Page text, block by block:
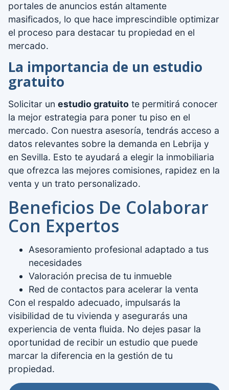
portales de anuncios están altamente
masificados, lo que hace imprescindible optimizar
el proceso para destacar tu propiedad en el
mercado.
La importancia de un estudio
gratuito
Solicitar un estudio gratuito te permitirá conocer
la mejor estrategia para poner tu piso en el
mercado. Con nuestra asesoría, tendrás acceso a
datos relevantes sobre la demanda en Lebrija y
en Sevilla. Esto te ayudará a elegir la inmobiliaria
que ofrezca las mejores comisiones, rapidez en la
venta y un trato personalizado.
Beneficios De Colaborar
Con Expertos
Asesoramiento profesional adaptado a tus
necesidades
Valoración precisa de tu inmueble
Red de contactos para acelerar la venta
Con el respaldo adecuado, impulsarás la
visibilidad de tu vivienda y asegurarás una
experiencia de venta fluida. No dejes pasar la
oportunidad de recibir un estudio que puede
marcar la diferencia en la gestión de tu
propiedad.